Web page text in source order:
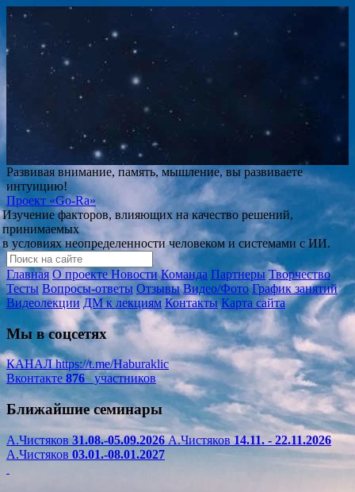
Развивая внимание, память, мышление, вы развиваете
интуицию!
Проект «Go-Ra»
Изучение факторов, влияющих на качество решений,
принимаемых
в условиях неопределенности человеком и системами с ИИ.
Главная О проектеНовости Команда Партнеры Творчество
Тесты Вопросы-ответы Отзывы Видео/Фото График занятий
Видеолекции ДМ к лекциям Контакты Карта сайта
Мы в соцсетях
КАНАЛhttps://t.me/Haburaklic
Вконтакте 876участников
Ближайшие семинары
А.Чистяков31.08.-05.09.2026 А.Чистяков14.11. - 22.11.2026
А.Чистяков 03.01.-08.01.2027